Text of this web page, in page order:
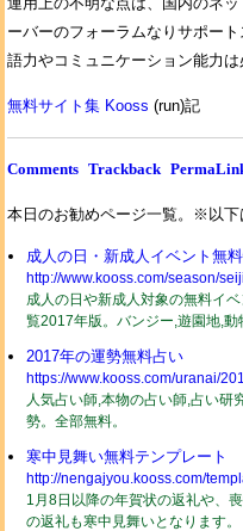
ーバーのフォーラムなりサポー
語力やコミュニケーション能力は
無料サイト集 Kooss (run)記
Comments Trackback
本日のお勧めページ一覧。※以下
成人の日・新成人イベント無
http://www.kooss.com/season/
成人の日や新成人対象の無料イ
覧2017年版。バンジー,遊園地,動
2017年の運勢無料占い
https://www.kooss.com/uranai/
人気占い師,本物の占い師,占い研
勢。全部無料。
寒中見舞い無料テンプレート
http://nengajyou.kooss.com/
1月8日以降の年賀状の返礼や、
の返礼も寒中見舞いとなります。